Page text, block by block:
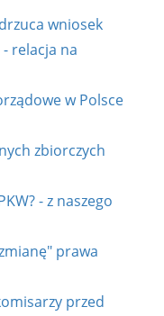
wniosek
- relacja na
w Polsce
zbiorczych
- z naszego
prawa
przed